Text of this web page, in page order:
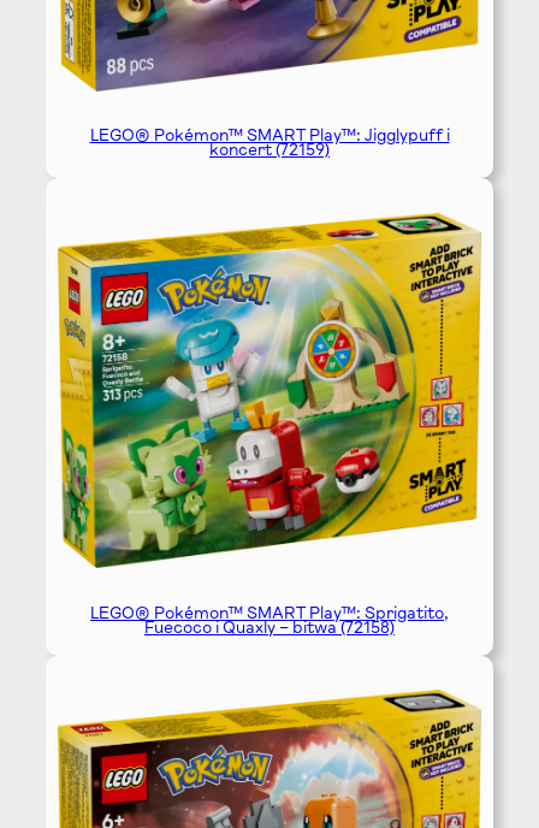
LEGO® Pokémon™ SMART Play™: Jigglypuff i
koncert (72159)
LEGO® Pokémon™ SMART Play™: Sprigatito,
Fuecoco i Quaxly – bitwa (72158)